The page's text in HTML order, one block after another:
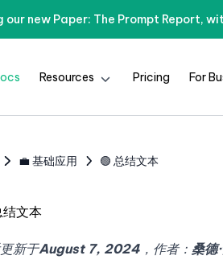
our new Paper: The Prompt Report,
Resources Pricing For
💼 基础应用 🟢 总结文本
结文本
新于August 7, 2024 ，作者： 桑德